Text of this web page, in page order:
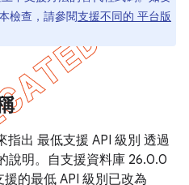
檢查，請參閱支援不同的 平台版
出 最低支援 API 級別 透過
說明。自支援資料庫 26.0.0
的最低 API 級別已改為